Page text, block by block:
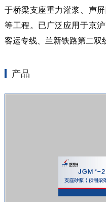
于桥梁支座重力灌浆、声
等工程。已广泛应用于京
客运专线、兰新铁路第二双
产品